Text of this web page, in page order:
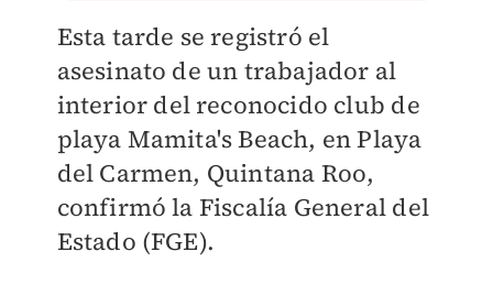
Esta tarde se registró el
asesinato de un trabajador al
interior del reconocido club de
playa Mamita's Beach, en Playa
del Carmen, Quintana Roo,
confirmó la Fiscalía General del
Estado (FGE).